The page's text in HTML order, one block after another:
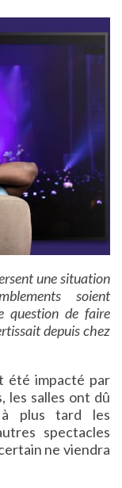
une situation
soient
question de faire
depuis chez
été impacté par
les salles ont dû
plus tard les
spectacles
ne viendra